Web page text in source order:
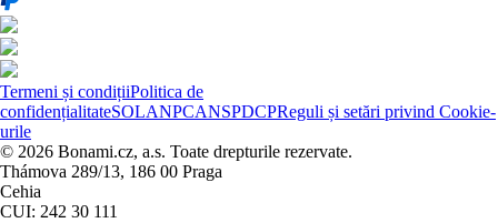
Termeni și condițiiPolitica de
confidențialitateSOLANPCANSPDCPReguli și setări privind Cookie-
urile
© 2026 Bonami.cz, a.s. Toate drepturile rezervate.
Thámova 289/13, 186 00 Praga
Cehia
CUI: 242 30 111